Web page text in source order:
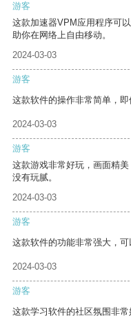
游客
这款加速器VPM应用程序可
助你在网络上自由移动。
2024-03-03
游客
这款软件的操作非常简单，即
2024-03-03
游客
这款游戏非常好玩，画面精
没有玩腻。
2024-03-03
游客
这款软件的功能非常强大，可
2024-03-03
游客
这款学习软件的社区氛围非常